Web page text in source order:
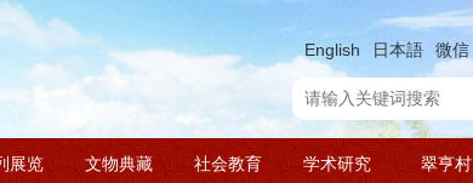
English 日本語 微信
展览 文物典藏 社会教育 学术研究 翠亨村